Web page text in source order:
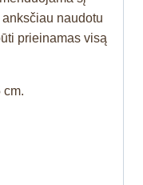
naudotu
prieinamas visą
cm.